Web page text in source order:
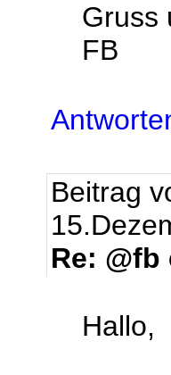
Gruss
FB
Beitrag
Re:
Hallo,